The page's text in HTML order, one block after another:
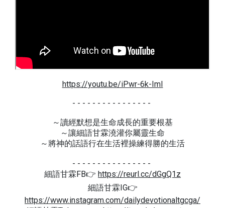
https://youtu.be/iPwr-6k-ImI
- - - - - - - - - - - - - - - -
～讀經默想是生命成長的重要根基
～讓細語甘霖澆灌你屬靈生命
～將神的話語行在生活裡操練得勝的生活
- - - - - - - - - - - - - - - -
細語甘霖FB👉 https://reurl.cc/dGgQ1z
細語甘霖IG👉
https://www.instagram.com/dailydevotionaltgcga/